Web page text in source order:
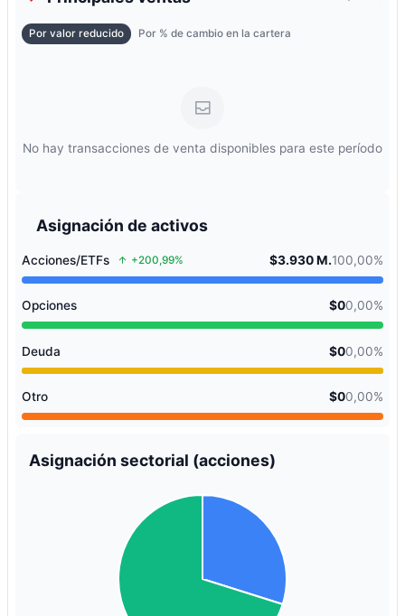
Por valor reducido Por % de cambio en la cartera
No hay transacciones de venta disponibles para este período
Asignación de activos
Acciones/ETFs +200,99% $3.930 M.100,00%
Opciones $00,00%
Deuda $00,00%
Otro $00,00%
Asignación sectorial (acciones)